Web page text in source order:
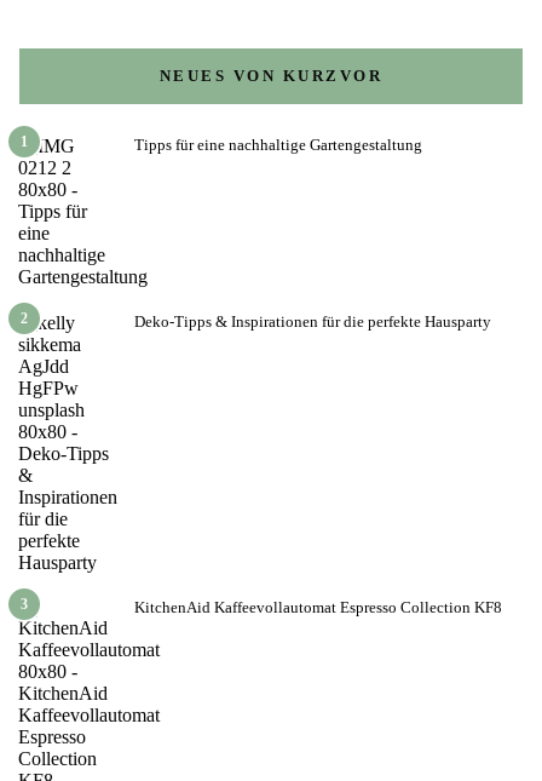
NEUES VON KURZVOR
1 Tipps für eine nachhaltige Gartengestaltung
2 Deko-Tipps & Inspirationen für die perfekte Hausparty
3 KitchenAid Kaffeevollautomat Espresso Collection KF8